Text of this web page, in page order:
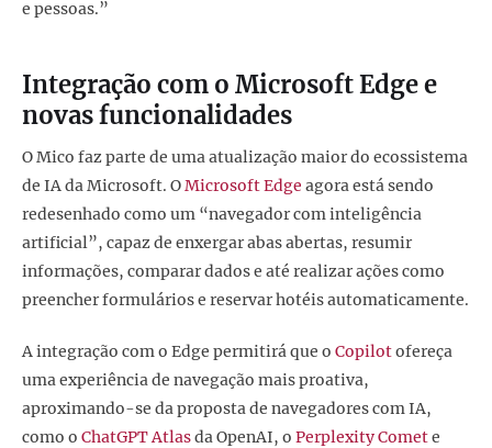
e pessoas.”
Integração com o Microsoft Edge e
novas funcionalidades
O Mico faz parte de uma atualização maior do ecossistema
de IA da Microsoft. OMicrosoft Edge agora está sendo
redesenhado como um “navegador com inteligência
artificial”, capaz de enxergar abas abertas, resumir
informações, comparar dados e até realizar ações como
preencher formulários e reservar hotéis automaticamente.
A integração com o Edge permitirá que o Copilotofereça
uma experiência de navegação mais proativa,
aproximando-se da proposta de navegadores com IA,
como o ChatGPT Atlasda OpenAI, o Perplexity Comete